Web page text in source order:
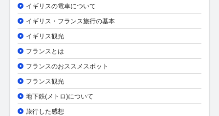
イギリスの電車について
イギリス・フランス旅行の基本
イギリス観光
フランスとは
フランスのおススメスポット
フランス観光
地下鉄(メトロ)について
旅行した感想